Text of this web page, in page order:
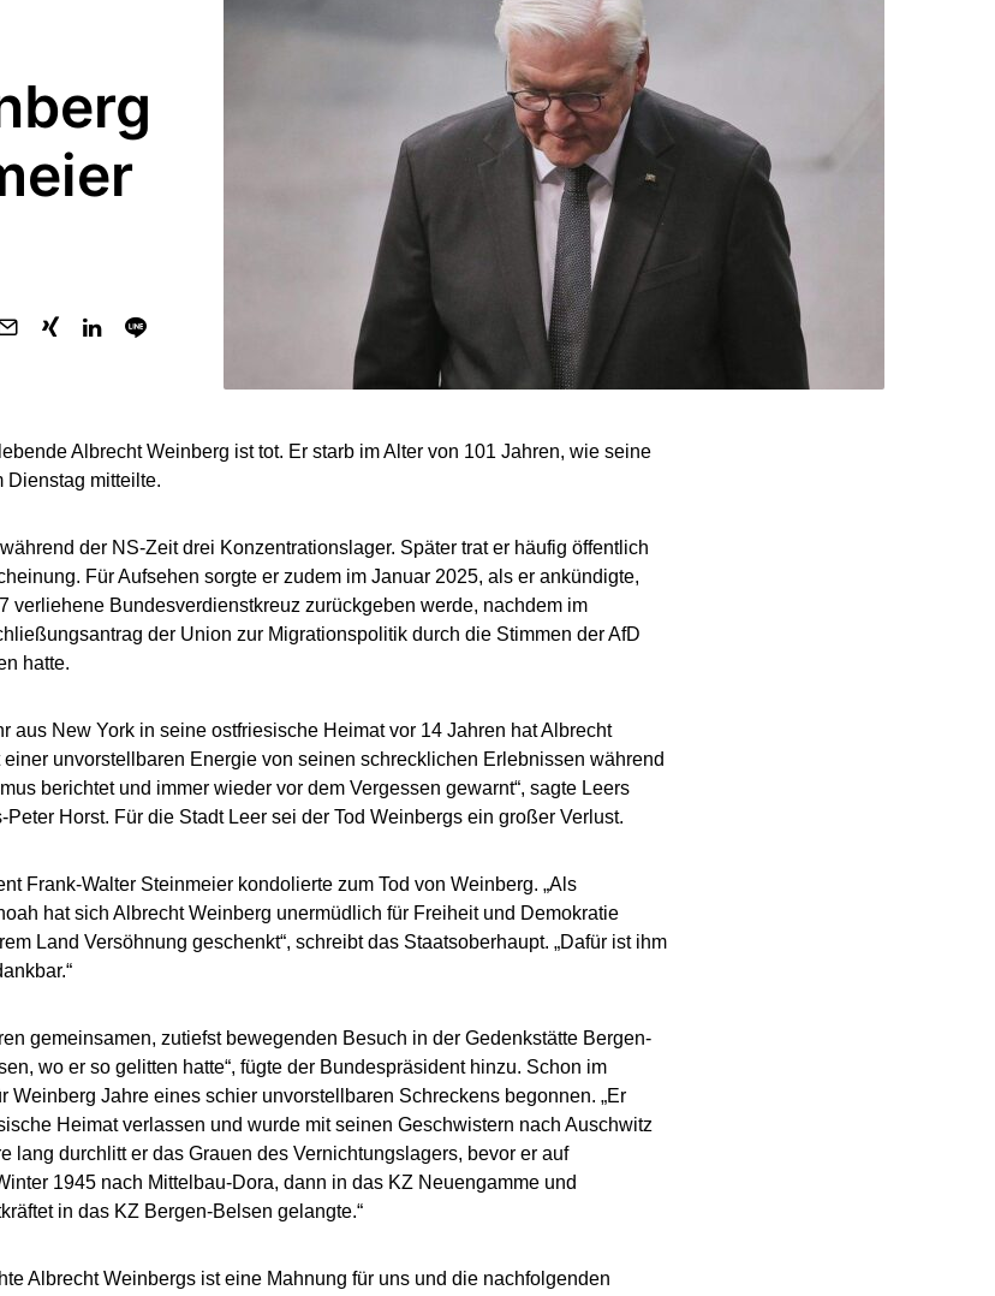
Albrecht Weinberg ist tot. Er starb im Alter von 101 Jahren, wie seine
Dienstag mitteilte.
der NS-Zeit drei Konzentrationslager. Später trat er häufig öffentlich
Für Aufsehen sorgte er zudem im Januar 2025, als er ankündigte,
verliehene Bundesverdienstkreuz zurückgeben werde, nachdem im
der Union zur Migrationspolitik durch die Stimmen der AfD
hatte.
aus New York in seine ostfriesische Heimat vor 14 Jahren hat Albrecht
unvorstellbaren Energie von seinen schrecklichen Erlebnissen während
berichtet und immer wieder vor dem Vergessen gewarnt“, sagte Leers
Peter Horst. Für die Stadt Leer sei der Tod Weinbergs ein großer Verlust.
Frank-Walter Steinmeier kondolierte zum Tod von Weinberg. „Als
hat sich Albrecht Weinberg unermüdlich für Freiheit und Demokratie
Land Versöhnung geschenkt“, schreibt das Staatsoberhaupt. „Dafür ist ihm
gemeinsamen, zutiefst bewegenden Besuch in der Gedenkstätte Bergen-
wo er so gelitten hatte“, fügte der Bundespräsident hinzu. Schon im
Weinberg Jahre eines schier unvorstellbaren Schreckens begonnen. „Er
Heimat verlassen und wurde mit seinen Geschwistern nach Auschwitz
lang durchlitt er das Grauen des Vernichtungslagers, bevor er auf
1945 nach Mittelbau-Dora, dann in das KZ Neuengamme und
in das KZ Bergen-Belsen gelangte.“
Albrecht Weinbergs ist eine Mahnung für uns und die nachfolgenden